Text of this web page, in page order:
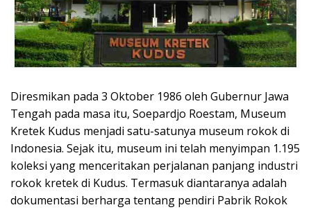
Diresmikan pada 3 Oktober 1986 oleh Gubernur Jawa
Tengah pada masa itu, Soepardjo Roestam, Museum
Kretek Kudus menjadi satu-satunya museum rokok di
Indonesia. Sejak itu, museum ini telah menyimpan 1.195
koleksi yang menceritakan perjalanan panjang industri
rokok kretek di Kudus. Termasuk diantaranya adalah
dokumentasi berharga tentang pendiri Pabrik Rokok